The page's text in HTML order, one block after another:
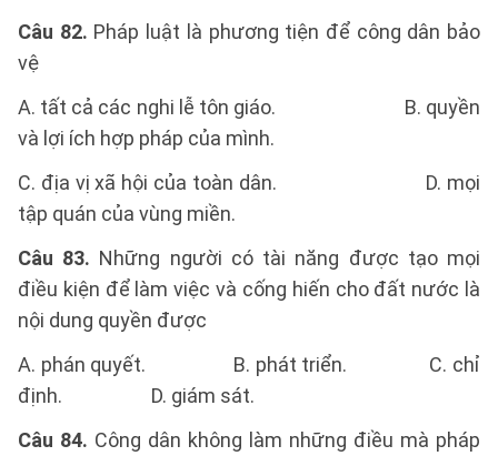
Câu 82. Pháp luật là phương tiện để công dân bảo
vệ
A. tất cả các nghi lễ tôn giáo. B. quyền
và lợi ích hợp pháp của mình.
C. địa vị xã hội của toàn dân. D. mọi
tập quán của vùng miền.
Câu 83. Những người có tài năng được tạo mọi
điều kiện để làm việc và cống hiến cho đất nước là
nội dung quyền được
A. phán quyết. B. phát triển. C. chỉ
định. D. giám sát.
Câu 84. Công dân không làm những điều mà pháp